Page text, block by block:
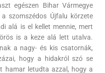
egészen Bihar Vármegye
szomszédos Újfalu körzete
alá is el kellet mennie, mert
is a keze alá lett utalva.
a nagy- és kis csatornák,
hogy a hidakról szó se
hamar letudta azzal, hogy a